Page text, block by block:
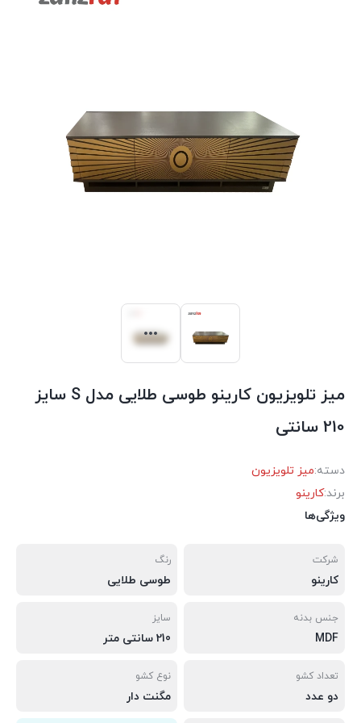
میز تلویزیون کارینو طوسی طلایی مدل S سايز
210 سانتی
دسته:میز تلویزیون
برند:کارینو
ویژگی‌ها
شرکت
کارینو
رنگ
طوسی طلایی
جنس بدنه
MDF
سایز
210 سانتی متر
تعداد کشو
دو عدد
نوع کشو
مگنت دار